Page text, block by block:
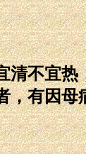
清不宜热
，有因母